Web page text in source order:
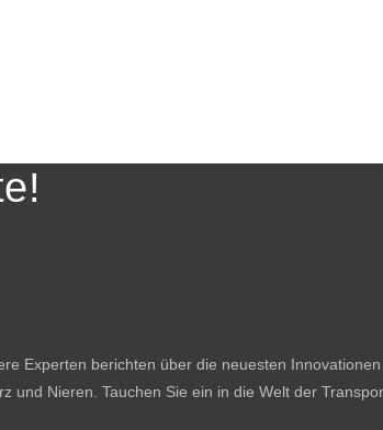
Experten berichten über die neuesten
und Nieren. Tauchen Sie ein in die Welt der